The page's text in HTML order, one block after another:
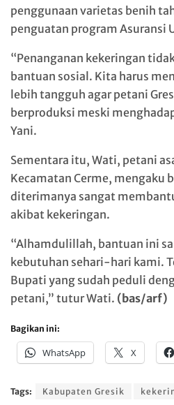
penggunaan varietas benih
penguatan program Asuransi
“Penanganan kekeringan
bantuan sosial. Kita harus
lebih tangguh agar petani
berproduksi meski
Yani.
Sementara itu, Wati, petani
Kecamatan Cerme, mengaku
diterimanya sangat
akibat kekeringan.
“Alhamdulillah, bantuan ini
kebutuhan sehari-hari kami.
Bupati yang sudah peduli
petani,” tutur Wati. (bas/arf)
Bagikan ini:
WhatsApp X
Tags: Kabupaten Gresik